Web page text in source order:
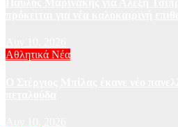
Αθλητικά Νέα